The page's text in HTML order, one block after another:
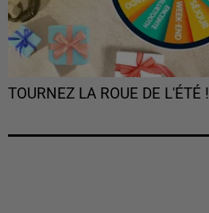
TOURNEZ LA ROUE DE L'ÉTÉ !